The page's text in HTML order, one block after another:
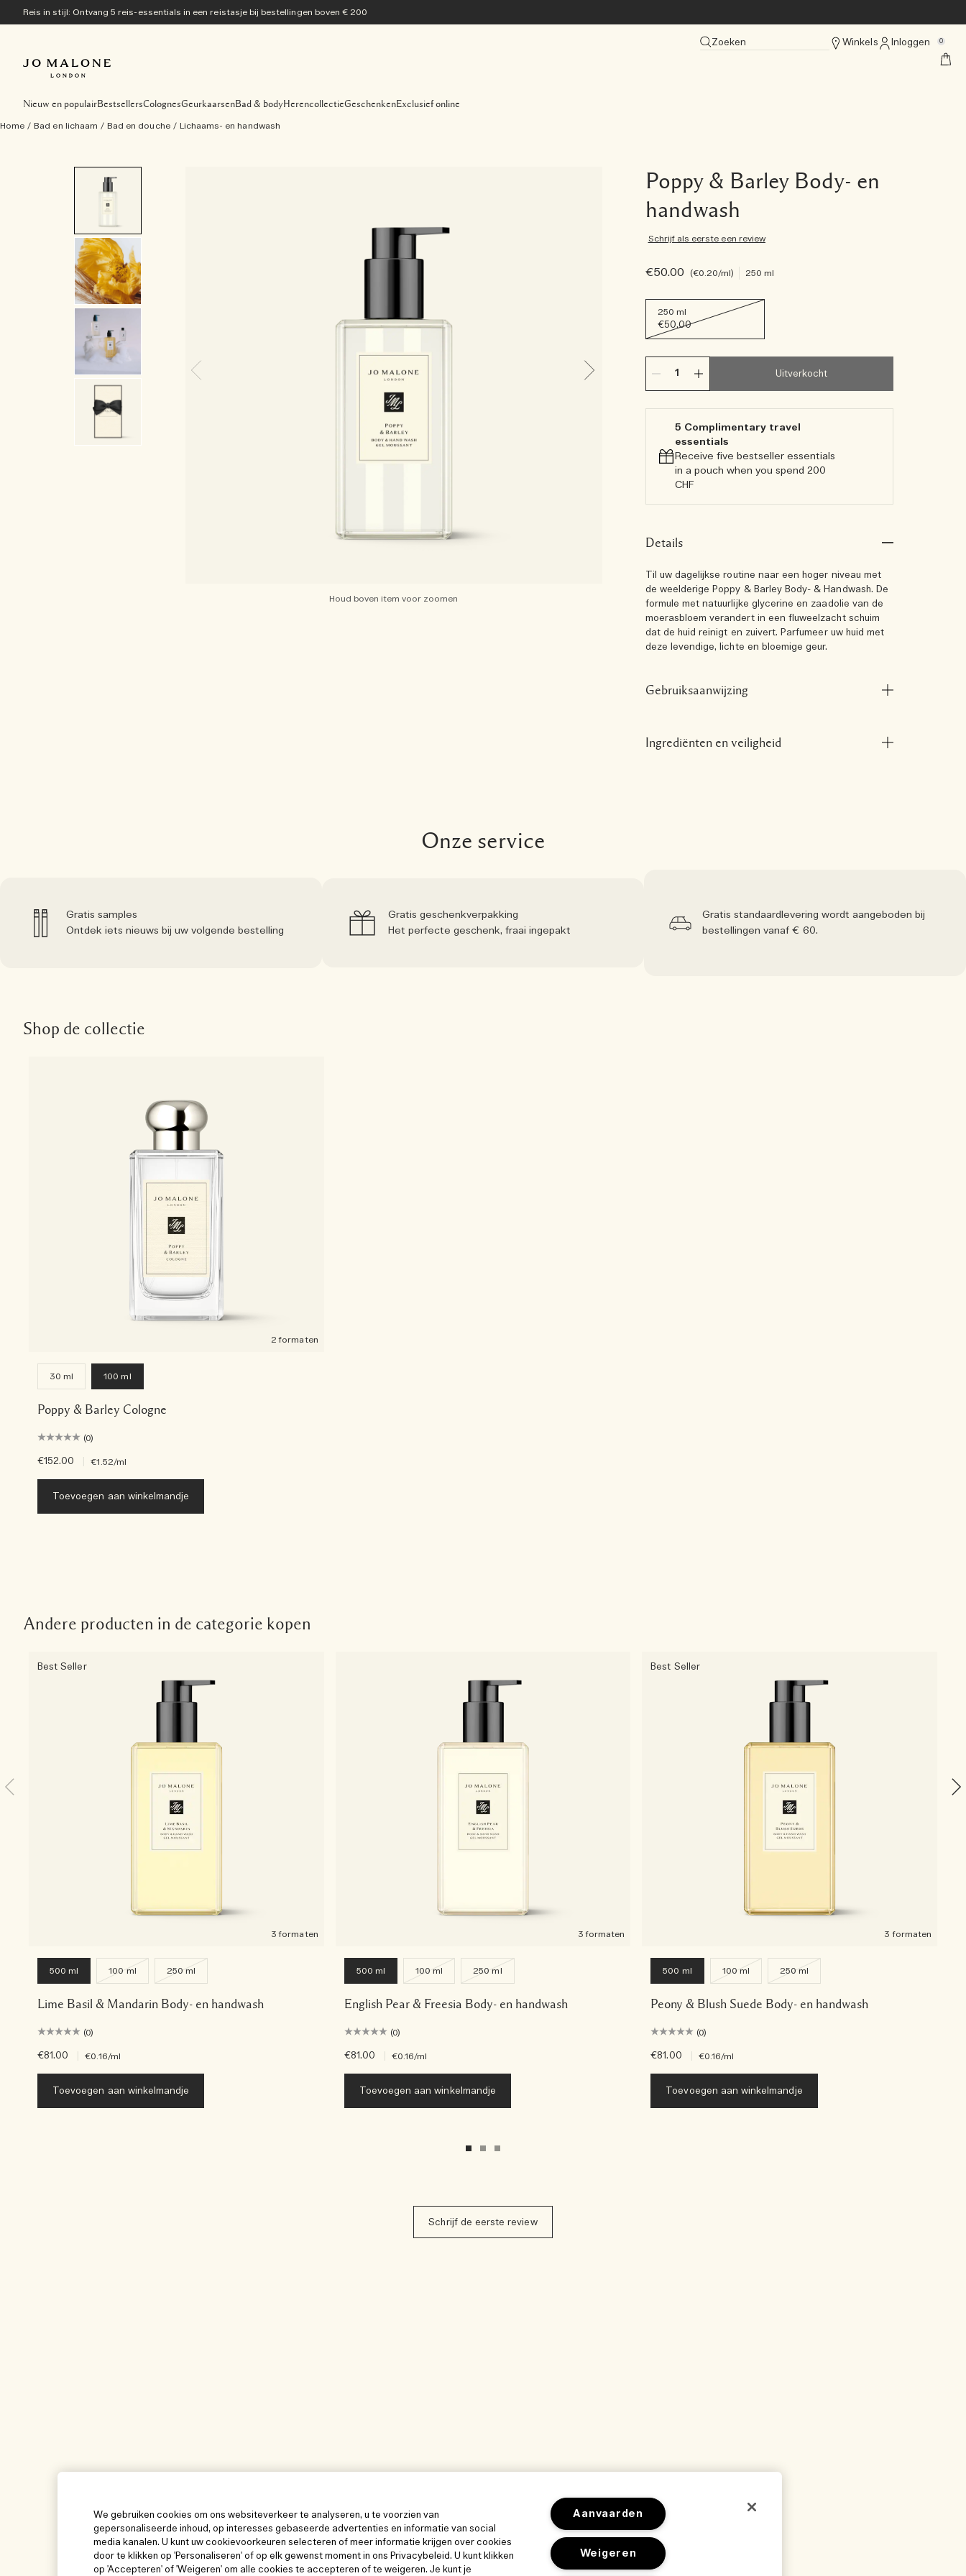
Reis in stijl: Ontvang 5 reis-essentials in een reistasje bij bestellingen boven € 200
Zoeken Winkels Inloggen 0
Nieuw en populairBestsellersColognesGeurkaarsenBad & bodyHerencollectieGeschenkenExclusief online
Home / Bad en lichaam / Bad en douche / Lichaams- en handwash
Poppy & Barley Body- en
handwash
Schrijf als eerste een review
Houd boven item voor zoomen
€50.00 €0.20/ml 250 ml
250 ml
€50.00
Uitverkocht
5 Complimentary travel
essentials​
Receive five bestseller essentials
in a pouch when you spend 200
CHF
Details
Til uw dagelijkse routine naar een hoger niveau met
de weelderige Poppy & Barley Body- & Handwash. De
formule met natuurlijke glycerine en zaadolie van de
moerasbloem verandert in een fluweelzacht schuim
dat de huid reinigt en zuivert. Parfumeer uw huid met
deze levendige, lichte en bloemige geur.
Gebruiksaanwijzing
Ingrediënten en veiligheid
Onze service
Gratis samples
Ontdek iets nieuws bij uw volgende bestelling
Gratis geschenkverpakking
Het perfecte geschenk, fraai ingepakt
Gratis standaardlevering wordt aangeboden bij
bestellingen vanaf € 60.
Shop de collectie
2 formaten
30 ml 100 ml
Poppy & Barley Cologne
(0)
€152.00 €1.52/ml
Toevoegen aan winkelmandje
Andere producten in de categorie kopen
Best Seller
3 formaten
500 ml 100 ml 250 ml
Lime Basil & Mandarin Body- en handwash
(0)
€81.00 €0.16/ml
Toevoegen aan winkelmandje
3 formaten
500 ml 100 ml 250 ml
English Pear & Freesia Body- en handwash
(0)
€81.00 €0.16/ml
Toevoegen aan winkelmandje
Best Seller
3 formaten
500 ml 100 ml 250 ml
Peony & Blush Suede Body- en handwash
(0)
€81.00 €0.16/ml
Toevoegen aan winkelmandje
Schrijf de eerste review
We gebruiken cookies om ons websiteverkeer te analyseren, u te voorzien van
gepersonaliseerde inhoud, op interesses gebaseerde advertenties en informatie van social
media kanalen. U kunt uw cookievoorkeuren selecteren of meer informatie krijgen over cookies
door te klikken op 'Personaliseren' of op elk gewenst moment in ons Privacybeleid. U kunt klikken
op 'Accepteren' of 'Weigeren' om alle cookies te accepteren of te weigeren. Je kunt je
Aanvaarden
Weigeren